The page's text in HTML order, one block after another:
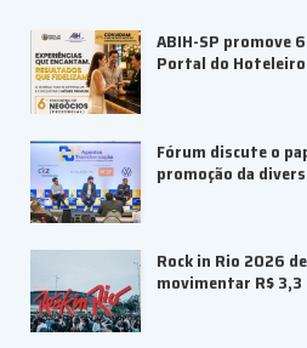
ABIH-SP promove
Portal do Hoteleiro
Fórum discute o
promoção da
Rock in Rio 2026
movimentar R$